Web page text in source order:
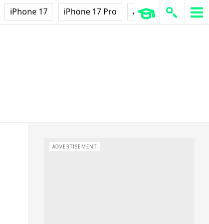
iPhone 17 iPhone 17 Pro AirPods Pro 3
ADVERTISEMENT